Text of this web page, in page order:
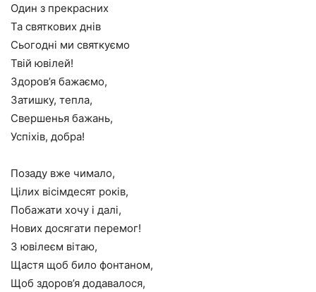
Один з прекрасних
Та святкових днів
Сьогодні ми святкуємо
Твій ювілей!
Здоров’я бажаємо,
Затишку, тепла,
Свершенья бажань,
Успіхів, добра!
Позаду вже чимало,
Цілих вісімдесят років,
Побажати хочу і далі,
Нових досягати перемог!
З ювілеєм вітаю,
Щастя щоб било фонтаном,
Щоб здоров’я додавалося,